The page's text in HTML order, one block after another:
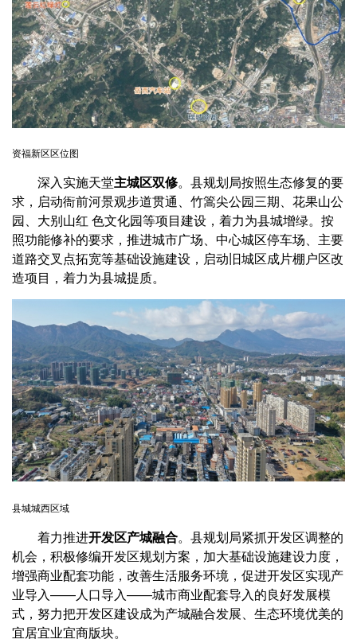
资福新区区位图
深入实施天堂主城区双修。县规划局按照生态修复的要
求，启动衙前河景观步道贯通、竹篙尖公园三期、花果山公
园、大别山红 色文化园等项目建设，着力为县城增绿。按
照功能修补的要求，推进城市广场、中心城区停车场、主要
道路交叉点拓宽等基础设施建设，启动旧城区成片棚户区改
造项目，着力为县城提质。
县城城西区域
着力推进开发区产城融合。县规划局紧抓开发区调整的
机会，积极修编开发区规划方案，加大基础设施建设力度，
增强商业配套功能，改善生活服务环境，促进开发区实现产
业导入——人口导入——城市商业配套导入的良好发展模
式，努力把开发区建设成为产城融合发展、生态环境优美的
宜居宜业宜商版块。